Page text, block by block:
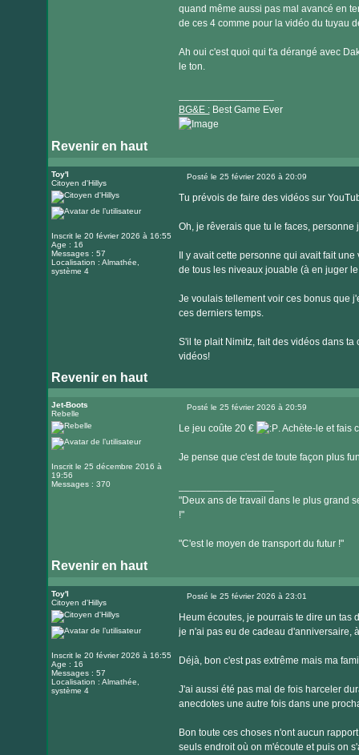
quand même aussi pas mal avancé en
de ces 4 comme pour la vidéo du tuyau
Ah oui c'est quoi qui t'a dérangé avec
le ton.
BG&E :Best Game Ever
Revenir en haut
le
internet
Toy'l
Citoyen d'Hillys
Inscrit le 20 février 2026 à 16:55
Age : 16
Messages : 57
Localisation : Almathée,
système 4
Posté le 25 février 2026 à 20:09
Tu prévois de faire des vidéos sur
Oh, je rêverais que tu le faces,
Il y avait cette personne qui avait fait
de tous les niveaux jouable (à en juger
Je voulais tellement voir ces bonus que
ces derniers temps.
S'il te plait Nimitz, fait des vidéos dans
vidéos!
Revenir en haut
Jet-Boots
Rebelle
Inscrit le 25 décembre 2016 à
19:56
Messages : 370
Posté le 25 février 2026 à 20:59
Le jeu coûte 20 € . Achète-le et fais
Je pense que c'est de toute façon plus
"Deux ans de travail dans le plus grand
!"
"C'est le moyen de transport du futur !"
Revenir en haut
Toy'l
Citoyen d'Hillys
Inscrit le 20 février 2026 à 16:55
Age : 16
Messages : 57
Localisation : Almathée,
système 4
Posté le 25 février 2026 à 23:01
Heum écoutes, je pourrais te dire un tas
je n'ai pas eu de cadeau d'anniversaire,
Déjà, bon c'est pas extrême mais ma
J'ai aussi été pas mal de fois harceler
anecdotes une autre fois dans une
Bon toute ces choses n'ont aucun
seuls endroit où on m'écoute et puis on